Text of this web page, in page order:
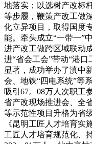
地落实；以选树产改标
等步履，鞭策产改工做
化立异项目，取得国度
能。牵头成立“一带一”
进产改工做跨区域联动
进“省会工会”带动“港
显著，成功举办了滇中
会、地铁“四电系统”等
吸引67。08万人次职工
省产改现场推进会、全
等示范性项目升格为省
《昆明工匠人才培育实
工匠人才培育规范化、